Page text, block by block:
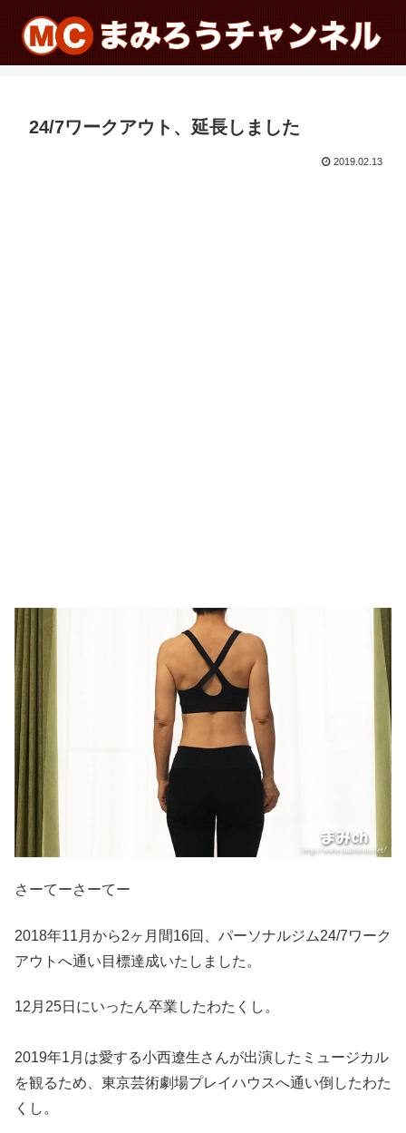
24/7ワークアウト、延長しました
2019.02.13
さーてーさーてー
2018年11月から2ヶ月間16回、パーソナルジム24/7ワーク
アウトへ通い目標達成いたしました。
12月25日にいったん卒業したわたくし。
2019年1月は愛する小西遼生さんが出演したミュージカル
を観るため、東京芸術劇場プレイハウスへ通い倒したわた
くし。